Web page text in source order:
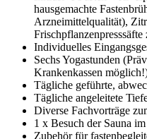
hausgemachte
Arzneimittelqualität),
Individuelles
Sechs Yogastunden
Krankenkassen
Tägliche geführte,
Tägliche angeleitete
Diverse Fachvorträge
1 x Besuch der Sauna
Zubehör für